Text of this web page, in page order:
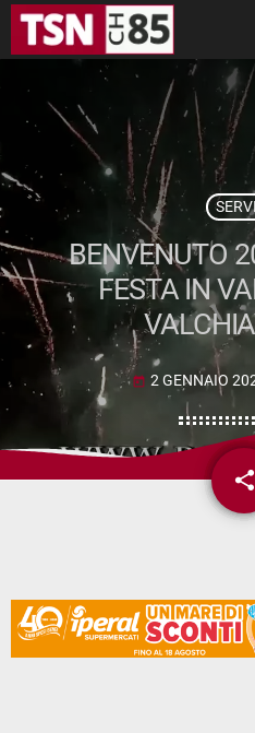
BENVENUTO
FESTA IN
today 2 GENNAIO
share
email